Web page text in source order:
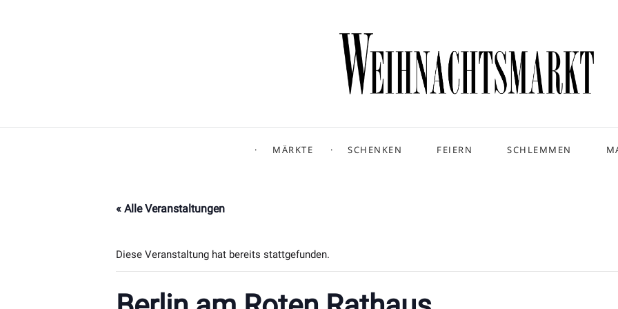
MÄRKTE SCHENKEN FEIERN SCHLEMMEN
« Alle Veranstaltungen
Diese Veranstaltung hat bereits stattgefunden.